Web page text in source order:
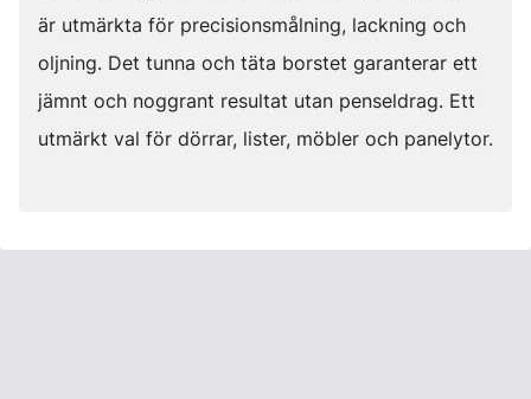
är utmärkta för precisionsmålning, lackning och
oljning. Det tunna och täta borstet garanterar ett
jämnt och noggrant resultat utan penseldrag. Ett
utmärkt val för dörrar, lister, möbler och panelytor.